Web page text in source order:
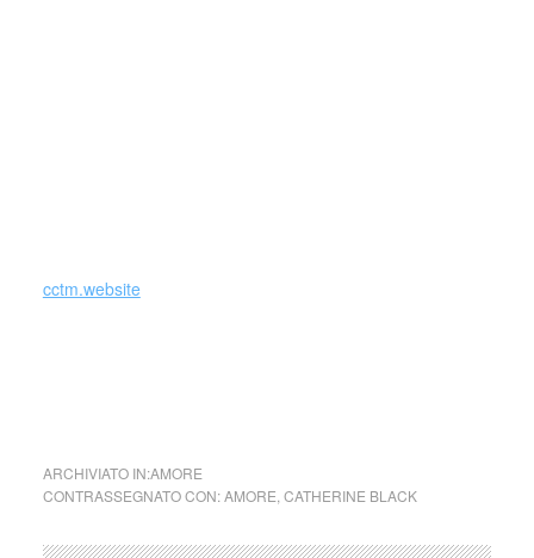
cctm.website
ARCHIVIATO IN:AMORE
CONTRASSEGNATO CON:AMORE CATHERINE BLACK